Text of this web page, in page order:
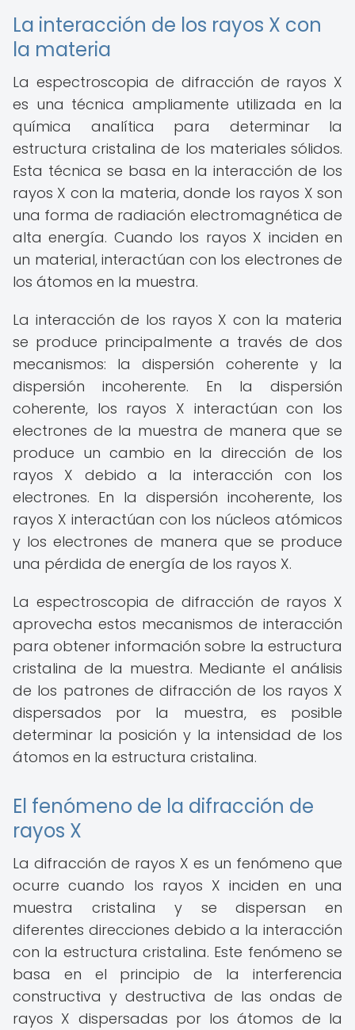
La interacción de los rayos X con
la materia
La espectroscopia de difracción de rayos X
es una técnica ampliamente utilizada en la
química analítica para determinar la
estructura cristalina de los materiales sólidos.
Esta técnica se basa en la interacción de los
rayos X con la materia, donde los rayos X son
una forma de radiación electromagnética de
alta energía. Cuando los rayos X inciden en
un material, interactúan con los electrones de
los átomos en la muestra.
La interacción de los rayos X con la materia
se produce principalmente a través de dos
mecanismos: la dispersión coherente y la
dispersión incoherente. En la dispersión
coherente, los rayos X interactúan con los
electrones de la muestra de manera que se
produce un cambio en la dirección de los
rayos X debido a la interacción con los
electrones. En la dispersión incoherente, los
rayos X interactúan con los núcleos atómicos
y los electrones de manera que se produce
una pérdida de energía de los rayos X.
La espectroscopia de difracción de rayos X
aprovecha estos mecanismos de interacción
para obtener información sobre la estructura
cristalina de la muestra. Mediante el análisis
de los patrones de difracción de los rayos X
dispersados por la muestra, es posible
determinar la posición y la intensidad de los
átomos en la estructura cristalina.
El fenómeno de la difracción de
rayos X
La difracción de rayos X es un fenómeno que
ocurre cuando los rayos X inciden en una
muestra cristalina y se dispersan en
diferentes direcciones debido a la interacción
con la estructura cristalina. Este fenómeno se
basa en el principio de la interferencia
constructiva y destructiva de las ondas de
rayos X dispersadas por los átomos de la